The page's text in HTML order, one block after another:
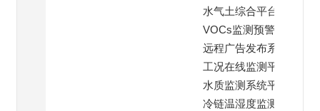
水气土综合平台
VOCs监测预警平台
远程广告发布系统
工况在线监测平台
水质监测系统平台
冷链温湿度监测平台